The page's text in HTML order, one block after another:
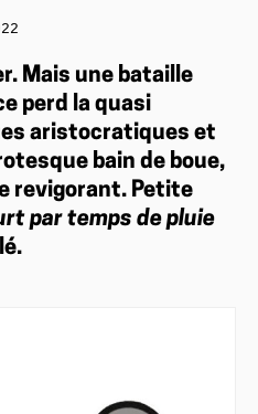
Mais une bataille
perd la quasi
aristocratiques et
bain de boue,
revigorant. Petite
par temps de pluie